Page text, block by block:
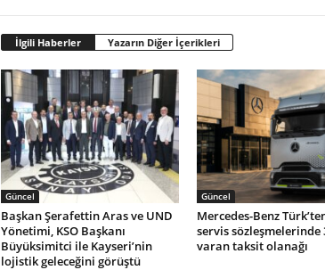
İlgili Haberler Yazarın Diğer İçerikleri
Güncel
Başkan Şerafettin Aras ve UND
Yönetimi, KSO Başkanı
Büyüksimitci ile Kayseri’nin
lojistik geleceğini görüştü
Güncel
Mercedes-Benz
servis sözleşmelerinde
varan taksit olanağı